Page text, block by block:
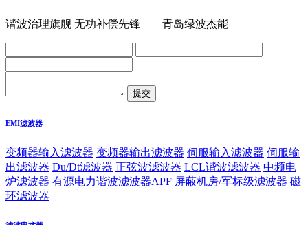
谐波治理旗舰 无功补偿先锋——青岛绿波杰能
EMI滤波器
变频器输入滤波器 变频器输出滤波器 伺服输入滤波器 伺服输
出滤波器 Du/Dt滤波器 正弦波滤波器 LCL谐波滤波器 中频电
炉滤波器 有源电力谐波滤波器APF 屏蔽机房/军标级滤波器 磁
环滤波器